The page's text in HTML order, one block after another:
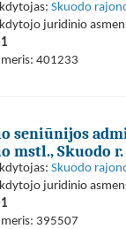
Skuodo
juridinio
401233
seniūnijos
mstl., Skuodo
Skuodo
juridinio
395507